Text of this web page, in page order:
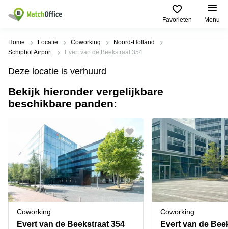
Favorieten Menu
Huren / Verhuren
Productpagina's
Kantoorruimten
Business
Flexplekken
Coworking
Spaces
Vergaderruimten
Virtueel
Kantoor
Bedrijfsruimte
Populaire
Steden
Alkmaar
Amsterdam
Westpoort
Bergen
op
Zoom
Amersfoort
Breda
Populaire
zoekopdrachten
Kantoorruimte
in Breda
Bergen
op
Zoom
Kantoor
huren
Tiel
Kantoor
huren
Help
Over ons
Huurprijs
Log in
Home Locatie Coworking
Noord-Holland
Schiphol Airport
Evert van de Beekstraat 354
Deze locatie is verhuurd
Bekijk hieronder vergelijkbare
beschikbare panden:
Coworking
Evert van de Beekstraat 354
Coworking